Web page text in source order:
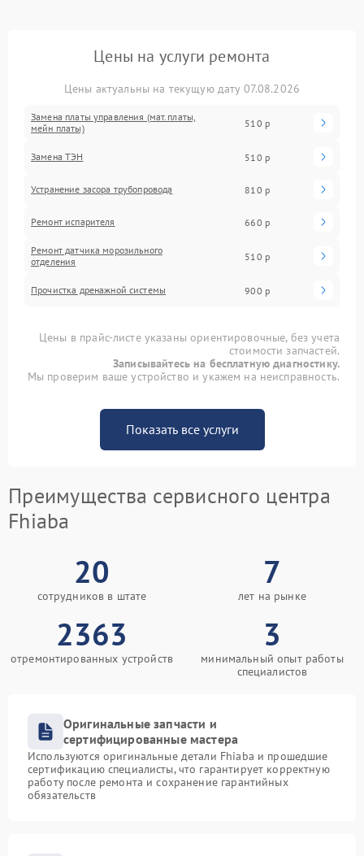
Цены на услуги ремонта
Цены актуальны на текущую дату 07.08.2026
Замена платы управления (мат.платы,
мейн платы)
510 р
Замена ТЭН 510 р
Устранение засора трубопровода 810 р
Ремонт испарителя 660 р
Ремонт датчика морозильного
отделения
510 р
Прочистка дренажной системы 900 р
Цены в прайс-листе указаны ориентировочные, без учета
стоимости запчастей.
Записывайтесь на бесплатную диагностику.
Мы проверим ваше устройство и укажем на неисправность.
Показать все услуги
Преимущества сервисного центра
Fhiaba
20
сотрудников в штате
7
лет на рынке
2363
отремонтированных устройств
3
минимальный опыт работы
специалистов
Оригинальные запчасти и
сертифицированные мастера
Используются оригинальные детали Fhiaba и прошедшие
сертификацию специалисты, что гарантирует корректную
работу после ремонта и сохранение гарантийных
обязательств